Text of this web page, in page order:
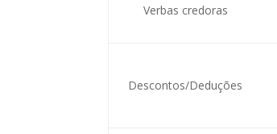
Verbas credoras
Descontos/Deduções